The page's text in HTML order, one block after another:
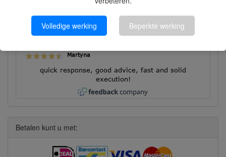
Volledige werking Beperkte werking
8626 beoordelingen
Bekijk alle beoordelingen
Martyna
quick response, good advice, fast and solid
execution!
Betalen kunt u met: